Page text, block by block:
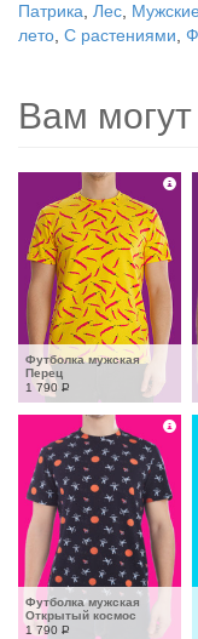
Патрика
Лес
лето С растениями
Вам
Футболка мужская
Перец
1 790 Р
Футболка мужская
Открытый космос
1 790 Р